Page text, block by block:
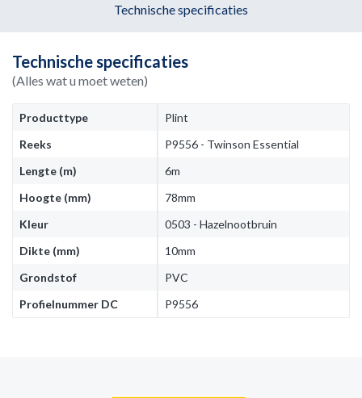
Technische specificaties
Technische specificaties
(Alles wat u moet weten)
Producttype
Plint
Reeks
P9556 - Twinson Essential
Lengte (m)
6m
Hoogte (mm)
78mm
Kleur
0503 - Hazelnootbruin
Dikte (mm)
10mm
Grondstof
PVC
Profielnummer DC
P9556